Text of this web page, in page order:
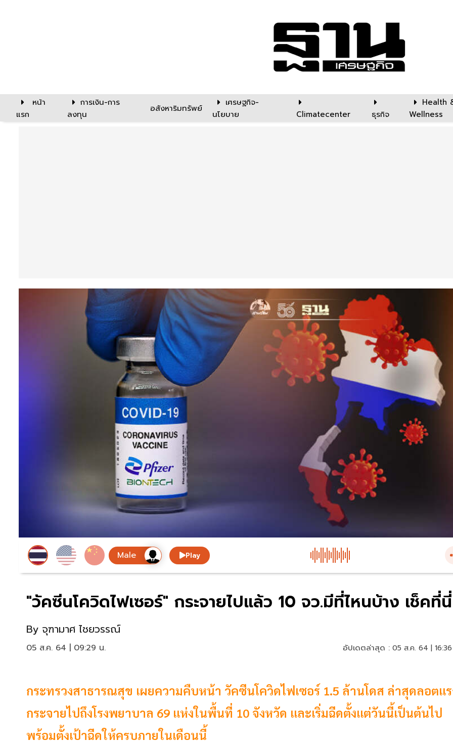
หน้า
แรก
การเงิน-การ
ลงทุน
อสังหาริมทรัพย์
เศรษฐกิจ-
นโยบาย
Climatecenter ธุรกิจ
Health
Wellness
Play
"วัคซีนโควิดไฟเซอร์" กระจายไปแล้ว 10 จว.มีที่ไหนบ้าง เช็คที่นี่
By จุฑามาศ ไชยวรรณ์
05 ส.ค. 64 | 09:29 น. อัปเดตล่าสุด : 05 ส.ค. 64 |
กระทรวงสาธารณสุข เผยความคืบหน้า วัคซีนโควิดไฟเซอร์ 1.5 ล้านโดส ล่าสุดลอตแ
กระจายไปถึงโรงพยาบาล 69 แห่งในพื้นที่ 10 จังหวัด และเริ่มฉีดตั้งแต่วันนี้เป็นต้นไป
พร้อมตั้งเป้าฉีดให้ครบภายในเดือนนี้